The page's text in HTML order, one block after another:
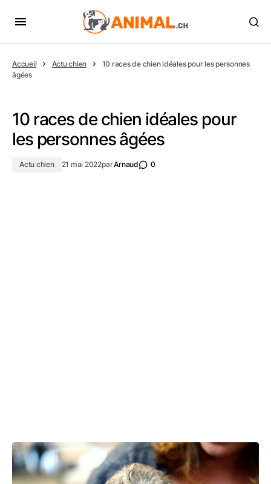
Accueil Actu chien
10 races de chien idéales pour les personnes
âgées
10 races de chien idéales pour
les personnes âgées
Actu chien 21 mai 2022parArnaud 0